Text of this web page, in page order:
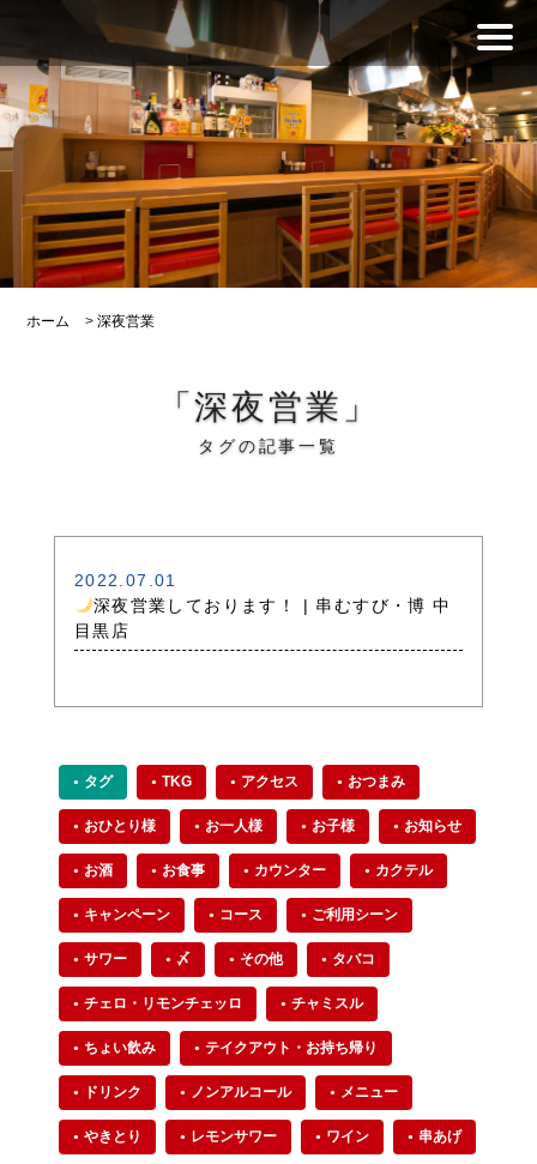
ホーム >深夜営業
「深夜営業」
タグの記事一覧
2022.07.01
深夜営業しております！ | 串むすび・博 中
目黒店
タグ TKG アクセス おつまみ
おひとり様 お一人様 お子様 お知らせ
お酒 お食事 カウンター カクテル
キャンペーン コース ご利用シーン
サワー 〆 その他 タバコ
チェロ・リモンチェッロ チャミスル
ちょい飲み テイクアウト・お持ち帰り
ドリンク ノンアルコール メニュー
やきとり レモンサワー ワイン 串あげ